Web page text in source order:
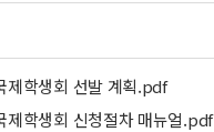
제학생회 선발 계획.pdf
제학생회 신청절차 매뉴얼.pdf